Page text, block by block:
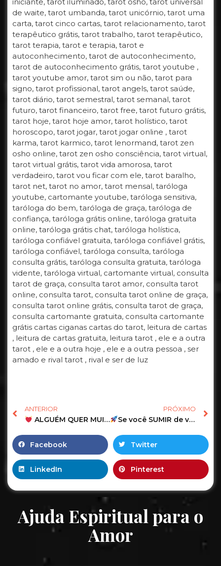
de waite, tarot umbanda, tarot unicórnio, tarot uma
carta, tarot cinco cartas, tarot relacionamento, tarot
terapêutico grátis, tarot trabalho, tarot terapêutico,
tarot terapia, tarot e terapia, tarot e
autoconhecimento, tarot de autoconhecimento,
tarot de autoconhecimento grátis, tarot youtube ,
tarot youtube amor, tarot sim ou não, tarot para
signo, tarot profissional, tarot angels, tarot saúde,
tarot diário, tarot semestral, tarot semanal, tarot
futuro, tarot financeiro, tarot free, tarot futuro grátis,
tarot hoje, tarot hoje amor, tarot holístico, tarot
horoscopo, tarot jogar, tarot jogar online , tarot
karma, tarot karmico, tarot lenormand, tarot zen
osho online, tarot zen osho consciência, tarot virtual,
tarot virtual grátis, tarot vida amorosa, tarot
verdadeiro, tarot vou ficar com ele, tarot baralho,
tarot net, tarot no amor, tarot mensal, taróloga
youtube, cartomante youtube, taróloga sensitiva,
taróloga do bem, taróloga de graça, taróloga de
confiança, taróloga grátis online, taróloga gratuita
online, taróloga grátis chat, taróloga holística,
taróloga confiável gratuita, taróloga confiável grátis,
taróloga confiável, taróloga consulta, taróloga
consulta grátis, taróloga consulta gratuita, taróloga
vidente, taróloga virtual, cartomante virtual, consulta
tarot de graça, consulta tarot amor, consulta tarot
online, consulta tarot, consulta tarot online de graça,
consulta tarot online grátis, consulta tarot de graça,
consulta cartomante gratuita, consulta cartomante
grátis cartas ciganas cartas do tarot, leitura de cartas
, leitura de cartas gratuita, leitura tarot , ele e a outra
tarot , ele e a outra hoje , ele e a outra pessoa , ser
amado e rival tarot , rival e ser de luz
ANTERIOR
ALGUÉM QUER MUITO TE VER NESSE SÁBADO!
PRÓXIMO
Se você SUMIR de vez, ele(a) vai SENTIR a sua FALTA?
Facebook Twitter
LinkedIn Pinterest
Ajuda Espiritual para o
Amor